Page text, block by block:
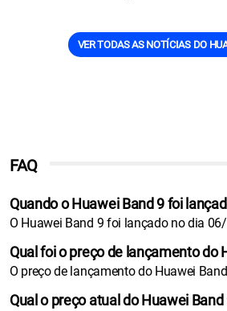
VER TODAS AS NOTÍCIAS DO
FAQ
Quando o Huawei Band 9 foi
O Huawei Band 9 foi lançado no dia
Qual foi o preço de lançamento do
O preço de lançamento do Huawei
Qual o preço atual do Huawei Band